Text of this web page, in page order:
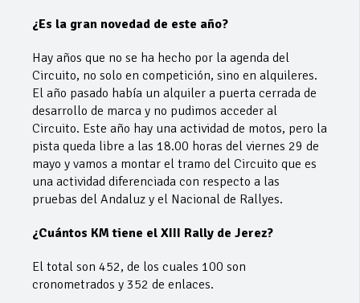
¿Es la gran novedad de este año?
Hay años que no se ha hecho por la agenda del
Circuito, no solo en competición, sino en alquileres.
El año pasado había un alquiler a puerta cerrada de
desarrollo de marca y no pudimos acceder al
Circuito. Este año hay una actividad de motos, pero la
pista queda libre a las 18.00 horas del viernes 29 de
mayo y vamos a montar el tramo del Circuito que es
una actividad diferenciada con respecto a las
pruebas del Andaluz y el Nacional de Rallyes.
¿Cuántos KM tiene el XIII Rally de Jerez?
El total son 452, de los cuales 100 son
cronometrados y 352 de enlaces.